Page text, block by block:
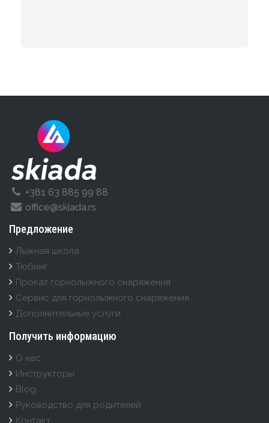
+381 63 885 99 88
office@skiada.rs
Предложение
Лыжная школа
Тюбинг
Прокат горнолыжного снаряжения
Cервис для горнолыжного снаряжения
Дополнительные услуги
Получить информацию
О нас
Инструкторы
Blog
Руководство для родителей
Контакт